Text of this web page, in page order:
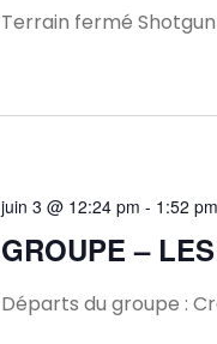
Terrain fermé Shotgun
GROUPE –
juin 3 @ 12:24 pm - 1:52 pm
Départs du groupe :